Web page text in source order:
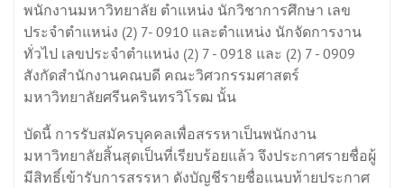
พนักงานมหาวิทยาลัย ตำแหน่ง นักวิชาการศึกษา เลข
ประจำตำแหน่ง (2) 7- 0910 และตำแหน่ง นักจัดการงาน
ทั่วไป เลขประจำตำแหน่ง (2) 7 - 0918 และ (2) 7 - 0909
สังกัดสำนักงานคณบดี คณะวิศวกรรมศาสตร์
มหาวิทยาลัยศรีนครินทรวิโรฒ นั้น
บัดนี้ การรับสมัครบุคคลเพื่อสรรหาเป็นพนักงาน
มหาวิทยาลัยสิ้นสุดเป็นที่เรียบร้อยแล้ว จึงประกาศรายชื่อผู้
มีสิทธิ์เข้ารับการสรรหา ดังบัญชีรายชื่อแนบท้ายประกาศ